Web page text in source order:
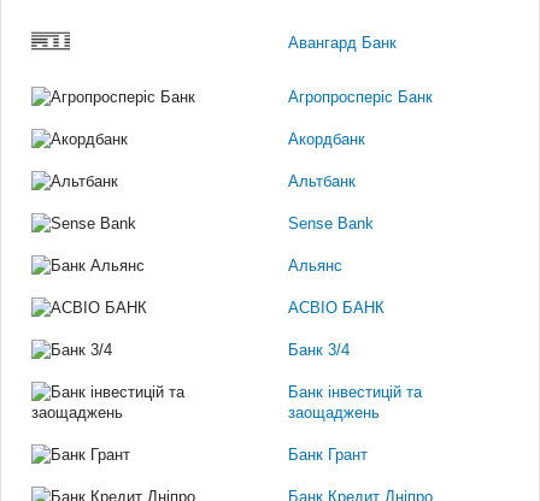
Авангард Банк
Агропросперіс Банк
Акордбанк
Альтбанк
Sense Bank
Альянс
АСВІО БАНК
Банк 3/4
Банк інвестицій та
заощаджень
Банк Грант
Банк Кредит Дніпро